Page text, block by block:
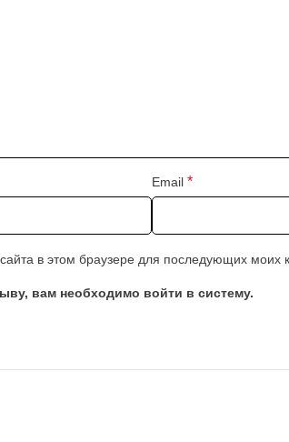
Email *
в этом браузере для последующих моих
вам необходимо войти в систему.